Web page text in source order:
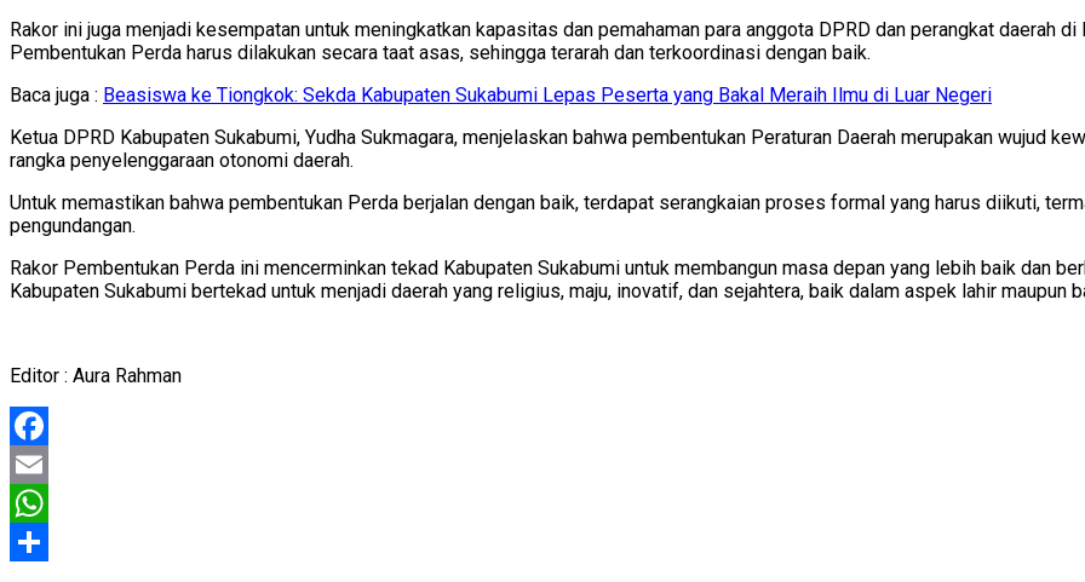
Rakor ini juga menjadi kesempatan untuk meningkatkan kapasitas dan pemahaman para anggota DPRD dan perangkat daerah
Pembentukan Perda harus dilakukan secara taat asas, sehingga terarah dan terkoordinasi dengan baik.
Baca juga : Beasiswa ke Tiongkok: Sekda Kabupaten Sukabumi Lepas Peserta yang Bakal Meraih Ilmu di Luar Negeri
Ketua DPRD Kabupaten Sukabumi, Yudha Sukmagara, menjelaskan bahwa pembentukan Peraturan Daerah merupakan wujud
rangka penyelenggaraan otonomi daerah.
Untuk memastikan bahwa pembentukan Perda berjalan dengan baik, terdapat serangkaian proses formal yang harus diikuti,
pengundangan.
Rakor Pembentukan Perda ini mencerminkan tekad Kabupaten Sukabumi untuk membangun masa depan yang lebih baik dan
Kabupaten Sukabumi bertekad untuk menjadi daerah yang religius, maju, inovatif, dan sejahtera, baik dalam aspek lahir maupun
Editor : Aura Rahman
Facebook
Email
WhatsApp